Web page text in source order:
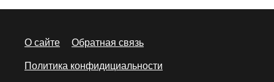
О сайте
Обратная связь
Политика конфидициальности